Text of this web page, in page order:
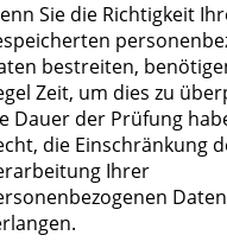
Sie die Richtigkeit
bestreiten,
Zeit, um dies zu
Dauer der Prüfung
die Einschränkung
Ihrer